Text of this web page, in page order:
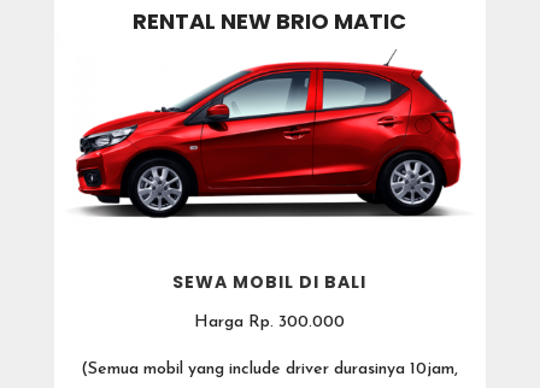
RENTAL NEW BRIO MATIC
SEWA MOBIL DI BALI
Harga Rp. 300.000
(Semua mobil yang include driver durasinya 10jam,